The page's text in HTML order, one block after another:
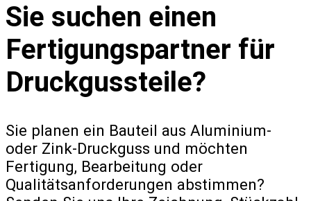
Sie suchen einen
Fertigungspartner für
Druckgussteile?
Sie planen ein Bauteil aus Aluminium-
oder Zink-Druckguss und möchten
Fertigung, Bearbeitung oder
Qualitätsanforderungen abstimmen?